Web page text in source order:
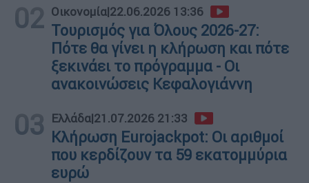
02 Οικονομία|22.06.2026 13:36
Τουρισμός για Όλους 2026-27:
Πότε θα γίνει η κλήρωση και πότε
ξεκινάει το πρόγραμμα - Οι
ανακοινώσεις Κεφαλογιάννη
03 Ελλάδα|21.07.2026 21:33
Κλήρωση Eurojackpot: Οι αριθμοί
που κερδίζουν τα 59 εκατομμύρια
ευρώ